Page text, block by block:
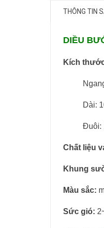
THÔNG TIN
DIỀU
Kích
Dài:
Đuôi:
Chất liệu
Khung
Màu sắc:
Sức gió: